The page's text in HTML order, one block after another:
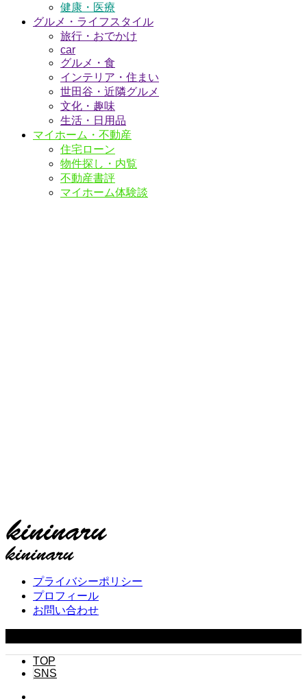
健康・医療
グルメ・ライフスタイル
旅行・おでかけ
car
グルメ・食
インテリア・住まい
世田谷・近隣グルメ
文化・趣味
生活・日用品
マイホーム・不動産
住宅ローン
物件探し・内覧
不動産書評
マイホーム体験談
プライバシーポリシー
プロフィール
お問い合わせ
TOP
SNS